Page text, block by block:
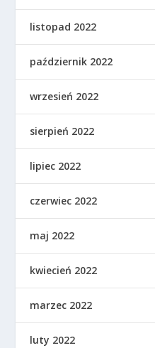
listopad 2022
październik 2022
wrzesień 2022
sierpień 2022
lipiec 2022
czerwiec 2022
maj 2022
kwiecień 2022
marzec 2022
luty 2022